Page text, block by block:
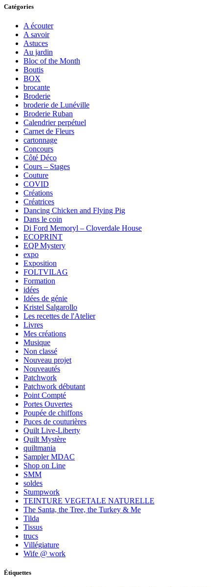
Catégories
A écouter
A savoir
Astuces
Au jardin
Bloc of the Month
Boutis
BOX
brocante
Broderie
broderie de Lunéville
Broderie Ruban
Calendrier perpétuel
Carnet de Fleurs
cartonnage
Concours
Côté Déco
Cours – Stages
Couture
COVID
Créations
Créatrices
Dancing Chicken and Flying Pig
Dans le coin
Di Ford Memoryl – Cloverdale House
ECOPRINT
EQP Mystery
expo
Exposition
FOLTVILAG
Formation
idées
Idées de génie
Kristel Salgarollo
Les recettes de l'Atelier
Livres
Mes créations
Musique
Non classé
Nouveau projet
Nouveautés
Patchwork
Patchwork débutant
Point Compté
Portes Ouvertes
Poupée de chiffons
Puces de couturières
Quilt Live-Liberty
Quilt Mystère
quiltmania
Sampler MDAC
Shop on Line
SMM
soldes
Stumpwork
TEINTURE VEGETALE NATURELLE
The Santa, the Tree, the Turkey & Me
Tilda
Tissus
trucs
Villégiature
Wife @ work
Étiquettes